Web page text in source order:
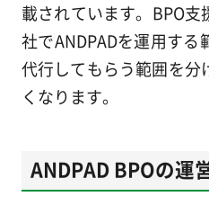
載されています。BPO
社でANDPADを運用す
代行してもらう範囲を分
くなります。
ANDPAD BPOの運